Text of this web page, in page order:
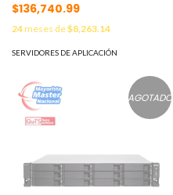
$136,740.99
24meses de$8,263.14
SERVIDORES DE APLICACIÓN
AGOTADO